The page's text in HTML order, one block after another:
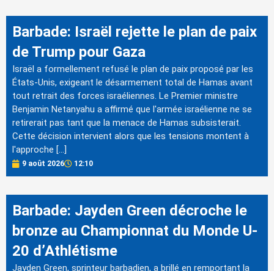
Barbade: Israël rejette le plan de paix
de Trump pour Gaza
Israël a formellement refusé le plan de paix proposé par les
États-Unis, exigeant le désarmement total de Hamas avant
tout retrait des forces israéliennes. Le Premier ministre
Benjamin Netanyahu a affirmé que l'armée israélienne ne se
retirerait pas tant que la menace de Hamas subsisterait.
Cette décision intervient alors que les tensions montent à
l'approche […]
9 août 2026 12:10
Barbade: Jayden Green décroche le
bronze au Championnat du Monde U-
20 d’Athlétisme
Jayden Green, sprinteur barbadien, a brillé en remportant la